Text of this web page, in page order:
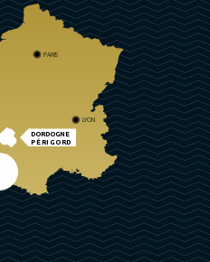
DORDOGNE
PÉRIGORD
PARIS
LYON